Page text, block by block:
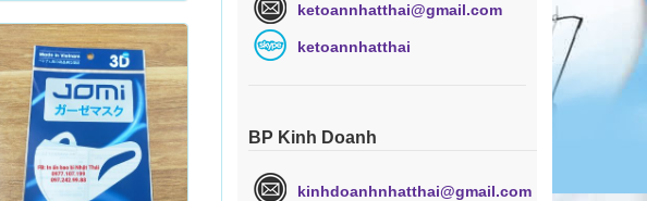
ketoannhatthai@gmail.com
ketoannhatthai
BP Kinh Doanh
kinhdoanhnhatthai@gmail.com